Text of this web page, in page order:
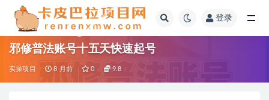
登录
邪修普法账号十五天快速起号
实操项目 8 月前 0 9.8
全部